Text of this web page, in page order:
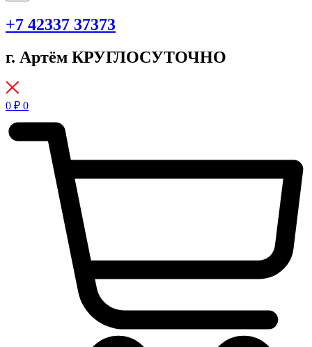
+7 42337 37373
г. Артём КРУГЛОСУТОЧНО
0 ₽ 0